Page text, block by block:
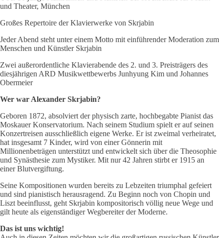
und Theater, München
Großes Repertoire der Klavierwerke von Skrjabin
Jeder Abend steht unter einem Motto mit einführender Moderation zum
Menschen und Künstler Skrjabin
Zwei außerordentliche Klavierabende des 2. und 3. Preisträgers des
diesjährigen ARD Musikwettbewerbs Junhyung Kim und Johannes
Obermeier
Wer war Alexander Skrjabin?
Geboren 1872, absolviert der physisch zarte, hochbegabte Pianist das
Moskauer Konservatorium. Nach seinem Studium spielt er auf seinen
Konzertreisen ausschließlich eigene Werke. Er ist zweimal verheiratet,
hat insgesamt 7 Kinder, wird von einer Gönnerin mit
Millionenbeträgen unterstützt und entwickelt sich über die Theosophie
und Synästhesie zum Mystiker. Mit nur 42 Jahren stirbt er 1915 an
einer Blutvergiftung.
Seine Kompositionen wurden bereits zu Lebzeiten triumphal gefeiert
und sind pianistisch herausragend. Zu Beginn noch von Chopin und
Liszt beeinflusst, geht Skrjabin kompositorisch völlig neue Wege und
gilt heute als eigenständiger Wegbereiter der Moderne.
Das ist uns wichtig!